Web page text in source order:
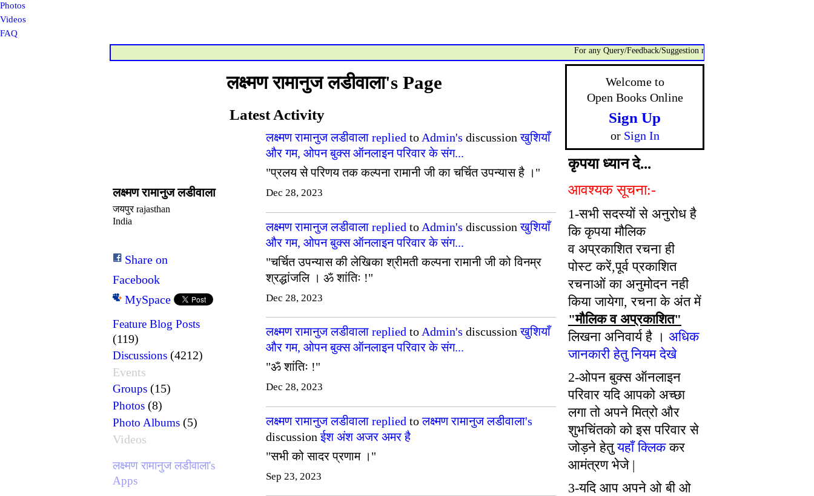
Photos
Videos
FAQ
For any Query/Feedback/Suggestion related to OBO, please contact:-
लक्ष्मण रामानुज लडीवाला
जयपुर rajasthan
India
Share on
Facebook
MySpace
Feature Blog Posts
(119)
Discussions (4212)
Events
Groups (15)
Photos (8)
Photo Albums (5)
Videos
लक्ष्मण रामानुज लडीवाला's
Apps
लक्ष्मण रामानुज लडीवाला's Page
Latest Activity
लक्ष्मण रामानुज लडीवाला replied to Admin's discussionखुशियाँ
और गम, ओपन बुक्स ऑनलाइन परिवार के संग...
"प्रलय से परिणय तक कल्पना रामानी जी का चर्चित उपन्यास है ।"
Dec 28, 2023
लक्ष्मण रामानुज लडीवाला replied to Admin's discussionखुशियाँ
और गम, ओपन बुक्स ऑनलाइन परिवार के संग...
"चर्चित उपन्यास की लेखिका श्रीमती कल्पना रामानी जी को विनम्र
श्रद्धांजलि । ॐ शांतिः !"
Dec 28, 2023
लक्ष्मण रामानुज लडीवाला replied to Admin's discussionखुशियाँ
और गम, ओपन बुक्स ऑनलाइन परिवार के संग...
"ॐ शांतिः !"
Dec 28, 2023
लक्ष्मण रामानुज लडीवाला replied toलक्ष्मण रामानुज लडीवाला's
discussionईश अंश अजर अमर है
"सभी को सादर प्रणाम ।"
Sep 23, 2023
Welcome to
Open Books Online
Sign Up
or Sign In
कृपया ध्यान दे...
आवश्यक सूचना:-
1-सभी सदस्यों से अनुरोध है
कि कृपया मौलिक
व अप्रकाशित रचना ही
पोस्ट करें,पूर्व प्रकाशित
रचनाओं का अनुमोदन नही
किया जायेगा, रचना के अंत में
"मौलिक व अप्रकाशित"
लिखना अनिवार्य है । अधिक
जानकारी हेतु नियम देखे
2-ओपन बुक्स ऑनलाइन
परिवार यदि आपको अच्छा
लगा तो अपने मित्रो और
शुभचिंतको को इस परिवार से
जोड़ने हेतुयहाँ क्लिककर
आमंत्रण भेजे |
3-यदि आप अपने ओ बी ओ